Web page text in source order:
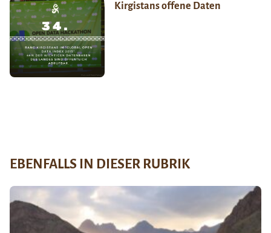
Kirgistans offene Daten
EBENFALLS IN DIESER RUBRIK